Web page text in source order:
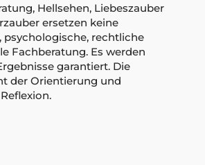
Hellsehen, Liebeszauber
ersetzen keine
psychologische, rechtliche
Fachberatung. Es werden
garantiert. Die
der Orientierung und